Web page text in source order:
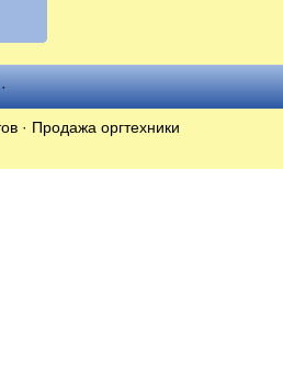
· Продажа оргтехники